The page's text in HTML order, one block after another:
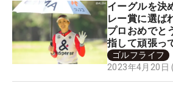
イーグルを決
レー賞に選ば
プロおめでと
指して頑張っ
びの声
ゴルフライフ
2023年4月20日